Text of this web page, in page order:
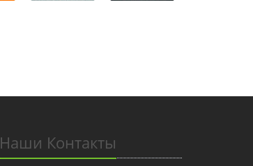
Наши Контакты